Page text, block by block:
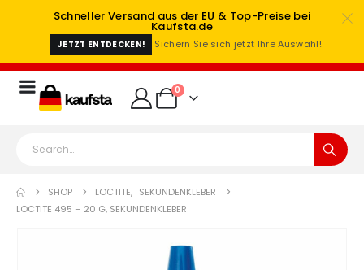
Schneller Versand aus der EU & Top-Preise bei
Kaufsta.de
JETZT ENTDECKEN! Sichern Sie sich jetzt Ihre Auswahl!
0
SHOP LOCTITE, SEKUNDENKLEBER
LOCTITE 495 – 20 G, SEKUNDENKLEBER